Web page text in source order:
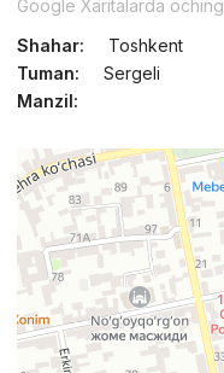
Google Xaritalarda oching
Shahar:
Toshkent
Tuman:
Sergeli
Manzil: